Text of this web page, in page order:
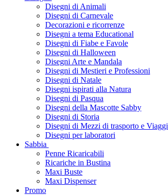
Disegni di Animali
Disegni di Carnevale
Decorazioni e ricorrenze
Disegni a tema Educational
Disegni di Fiabe e Favole
Disegni di Halloween
Disegni Arte e Mandala
Disegni di Mestieri e Professioni
Disegni di Natale
Disegni ispirati alla Natura
Disegni di Pasqua
Disegni della Mascotte Sabby
Disegni di Storia
Disegni di Mezzi di trasporto e Viaggi
Disegni per laboratori
Sabbia
Penne Ricaricabili
Ricariche in Bustina
Maxi Buste
Maxi Dispenser
Promo